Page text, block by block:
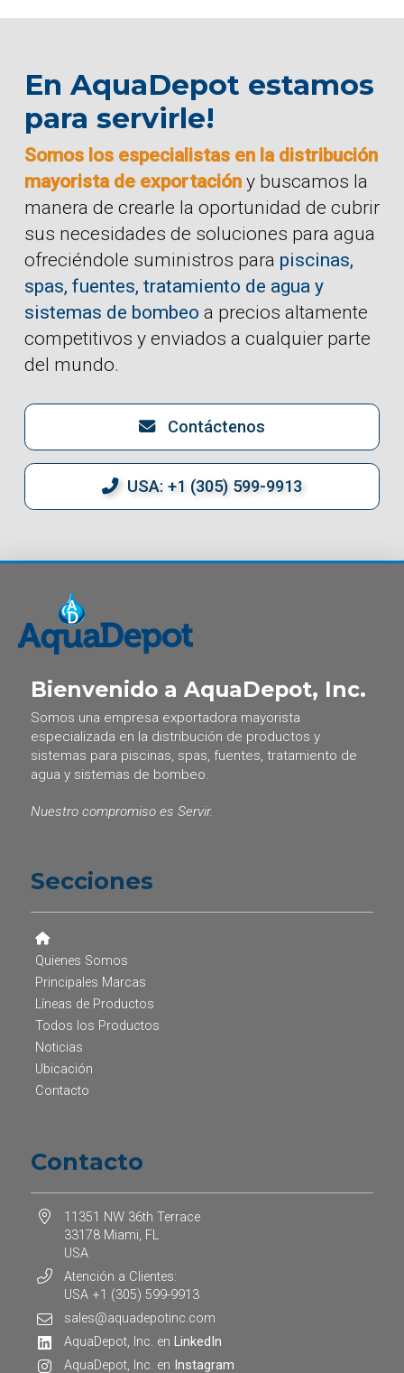
En AquaDepot estamos
para servirle!
Somos los especialistas en la distribución
mayorista de exportacióny buscamos la
manera de crearle la oportunidad de cubrir
sus necesidades de soluciones para agua
ofreciéndole suministros para piscinas,
spas, fuentes, tratamiento de agua y
sistemas de bombeo a precios altamente
competitivos y enviados a cualquier parte
del mundo.
Contáctenos
USA: +1 (305) 599-9913
Bienvenido a AquaDepot, Inc.
Somos una empresa exportadora mayorista
especializada en la distribución de productos y
sistemas para piscinas, spas, fuentes, tratamiento de
agua y sistemas de bombeo.
Nuestro compromiso es Servir.
Secciones
Quienes Somos
Principales Marcas
Líneas de Productos
Todos los Productos
Noticias
Ubicación
Contacto
Contacto
11351 NW 36th Terrace
33178 Miami, FL
USA
Atención a Clientes:
USA +1 (305) 599-9913
sales@aquadepotinc.com
AquaDepot, Inc. en LinkedIn
AquaDepot, Inc. en Instagram